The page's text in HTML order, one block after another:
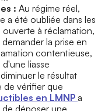
: Au régime réel,
a été oubliée dans les
à réclamation,
la prise en
contentieuse,
liasse
le résultat
de vérifier que
en LMNP a
déposer une